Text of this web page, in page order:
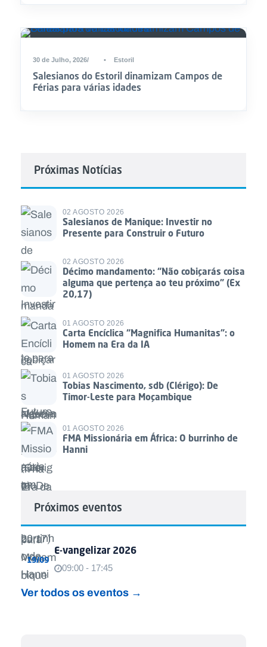
30 de Julho, 2026 • Estoril
Salesianos do Estoril dinamizam Campos de
Férias para várias idades
Próximas Notícias
02 AGOSTO 2026
Salesianos de Manique: Investir no
Presente para Construir o Futuro
02 AGOSTO 2026
Décimo mandamento: “Não cobiçarás coisa
alguma que pertença ao teu próximo” (Ex
20,17)
01 AGOSTO 2026
Carta Encíclica “Magnifica Humanitas”: o
Homem na Era da IA
01 AGOSTO 2026
Tobias Nascimento, sdb (Clérigo): De
Timor-Leste para Moçambique
01 AGOSTO 2026
FMA Missionária em África: O burrinho de
Hanni
Próximos eventos
19/09
E-vangelizar 2026
09:00 - 17:45
Ver todos os eventos →